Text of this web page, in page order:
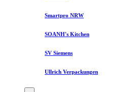
Smartpro NRW
SOANH's Kitchen
SV Siemens
Ullrich Verpackungen